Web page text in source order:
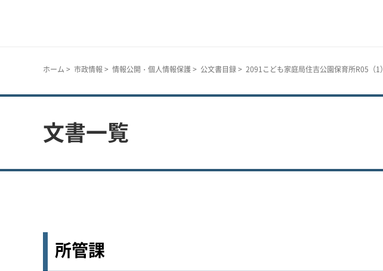
ホーム > 市政情報 > 情報公開・個人情報保護> 公文書目録> 2091こども家庭局住吉公園保育所R05（1）
文書一覧
所管課